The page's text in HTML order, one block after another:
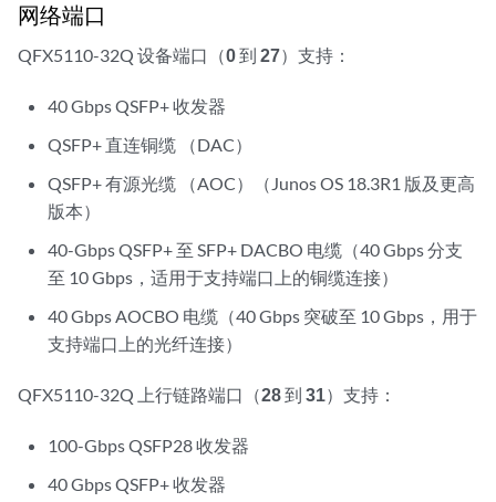
网络端口
QFX5110-32Q 设备端口（0到 27）支持：
40 Gbps QSFP+ 收发器
QSFP+ 直连铜缆 （DAC）
QSFP+ 有源光缆 （AOC）（Junos OS 18.3R1 版及更高
版本）
40-Gbps QSFP+ 至 SFP+ DACBO 电缆（40 Gbps 分支
至 10 Gbps，适用于支持端口上的铜缆连接）
40 Gbps AOCBO 电缆（40 Gbps 突破至 10 Gbps，用于
支持端口上的光纤连接）
QFX5110-32Q 上行链路端口（28到 31）支持：
100-Gbps QSFP28 收发器
40 Gbps QSFP+ 收发器